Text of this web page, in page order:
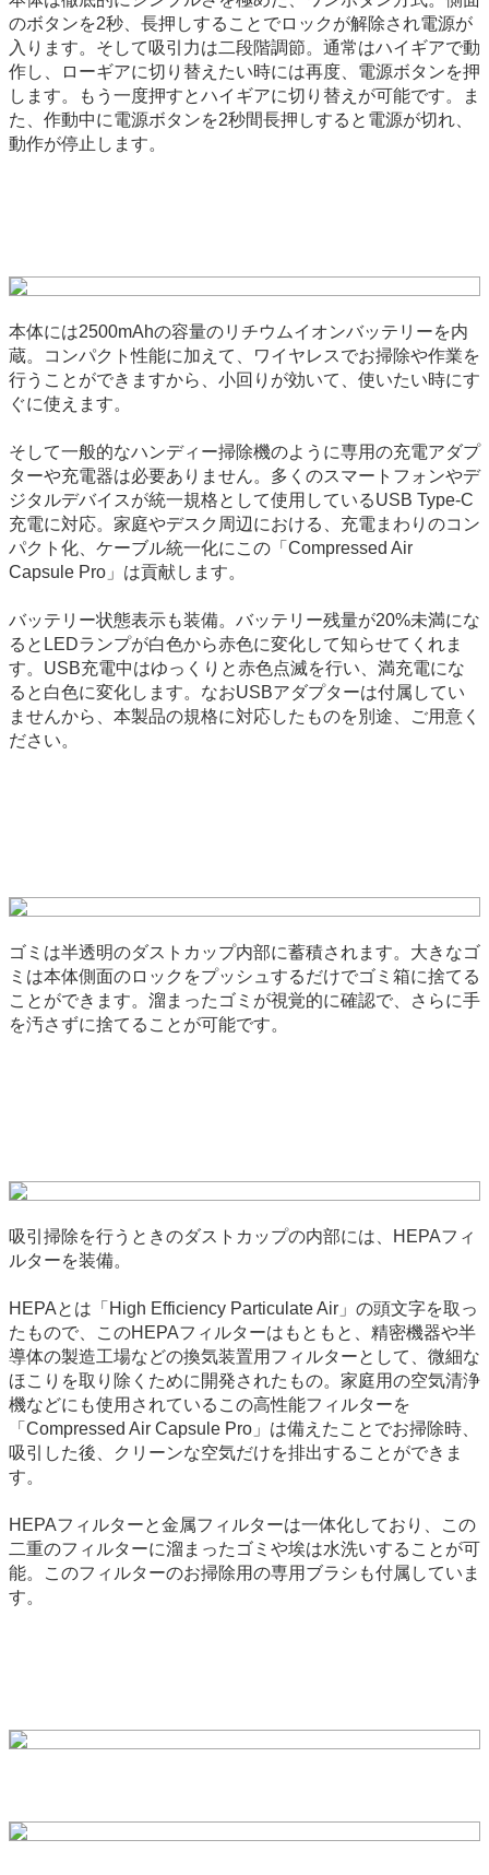
のボタンを2秒、長押しすることでロックが解除され電源が
入ります。そして吸引力は二段階調節。通常はハイギアで動
作し、ローギアに切り替えたい時には再度、電源ボタンを押
します。もう一度押すとハイギアに切り替えが可能です。ま
た、作動中に電源ボタンを2秒間長押しすると電源が切れ、
動作が停止します。
本体には2500mAhの容量のリチウムイオンバッテリーを内
蔵。コンパクト性能に加えて、ワイヤレスでお掃除や作業を
行うことができますから、小回りが効いて、使いたい時にす
ぐに使えます。
そして一般的なハンディー掃除機のように専用の充電アダプ
ターや充電器は必要ありません。多くのスマートフォンやデ
ジタルデバイスが統一規格として使用しているUSB Type-C
充電に対応。家庭やデスク周辺における、充電まわりのコン
パクト化、ケーブル統一化にこの「Compressed Air
Capsule Pro」は貢献します。
バッテリー状態表示も装備。バッテリー残量が20%未満にな
るとLEDランプが白色から赤色に変化して知らせてくれま
す。USB充電中はゆっくりと赤色点滅を行い、満充電にな
ると白色に変化します。なおUSBアダプターは付属してい
ませんから、本製品の規格に対応したものを別途、ご用意く
ださい。
ゴミは半透明のダストカップ内部に蓄積されます。大きなゴ
ミは本体側面のロックをプッシュするだけでゴミ箱に捨てる
ことができます。溜まったゴミが視覚的に確認で、さらに手
を汚さずに捨てることが可能です。
吸引掃除を行うときのダストカップの内部には、HEPAフィ
ルターを装備。
HEPAとは「High Efficiency Particulate Air」の頭文字を取っ
たもので、このHEPAフィルターはもともと、精密機器や半
導体の製造工場などの換気装置用フィルターとして、微細な
ほこりを取り除くために開発されたもの。家庭用の空気清浄
機などにも使用されているこの高性能フィルターを
「Compressed Air Capsule Pro」は備えたことでお掃除時、
吸引した後、クリーンな空気だけを排出することができま
す。
HEPAフィルターと金属フィルターは一体化しており、この
二重のフィルターに溜まったゴミや埃は水洗いすることが可
能。このフィルターのお掃除用の専用ブラシも付属していま
す。